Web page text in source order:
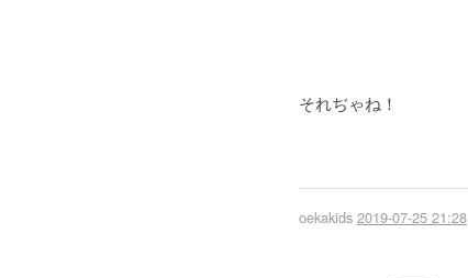
それぢゃね！
oekakids 2019-07-25 21:28